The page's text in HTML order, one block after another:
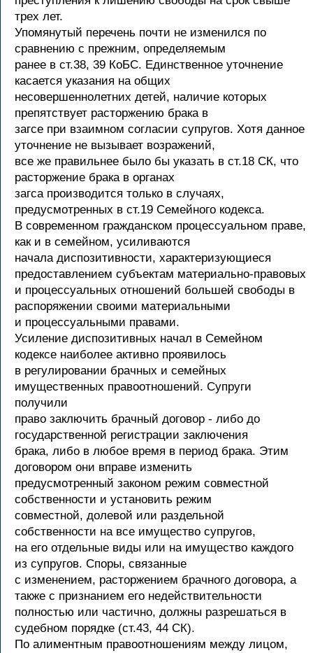
трех лет.
Упомянутый перечень почти не изменился по
сравнению с прежним, определяемым
ранее в ст.38, 39 КоБС. Единственное уточнение
касается указания на общих
несовершеннолетних детей, наличие которых
препятствует расторжению брака в
загсе при взаимном согласии супругов. Хотя данное
уточнение не вызывает возражений,
все же правильнее было бы указать в ст.18 СК, что
расторжение брака в органах
загса производится только в случаях,
предусмотренных в ст.19 Семейного кодекса.
В современном гражданском процессуальном праве,
как и в семейном, усиливаются
начала диспозитивности, характеризующиеся
предоставлением субъектам материально-правовых
и процессуальных отношений большей свободы в
распоряжении своими материальными
и процессуальными правами.
Усиление диспозитивных начал в Семейном
кодексе наиболее активно проявилось
в регулировании брачных и семейных
имущественных правоотношений. Супруги
получили
право заключить брачный договор - либо до
государственной регистрации заключения
брака, либо в любое время в период брака. Этим
договором они вправе изменить
предусмотренный законом режим совместной
собственности и установить режим
совместной, долевой или раздельной
собственности на все имущество супругов,
на его отдельные виды или на имущество каждого
из супругов. Споры, связанные
с изменением, расторжением брачного договора, а
также с признанием его недействительности
полностью или частично, должны разрешаться в
судебном порядке (ст.43, 44 СК).
По алиментным правоотношениям между лицом,